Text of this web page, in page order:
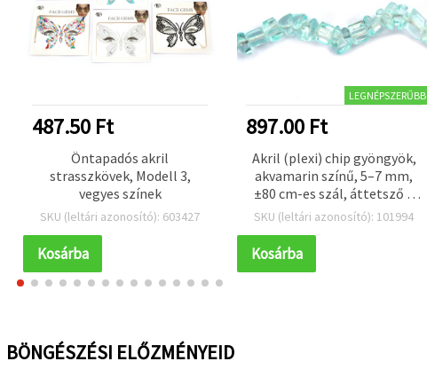
487.50 Ft
Öntapadós akril
strasszkövek, Modell 3,
vegyes színek
SKU (leltári azonosító): 603427
Kosárba
LEGNÉPSZERŰBB
897.00 Ft
Akril (plexi) chip gyöngyök,
akvamarin színű, 5–7 mm,
±80 cm-es szál, áttetsző –
ékszerkészítéshez és
kézműves kiegészítőkhöz
SKU (leltári azonosító): 101994
Kosárba
BÖNGÉSZÉSI ELŐZMÉNYEID